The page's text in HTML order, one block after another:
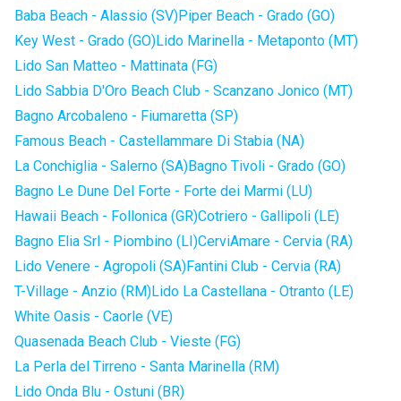
Baba Beach - Alassio (SV)Piper Beach - Grado (GO)
Key West - Grado (GO)Lido Marinella - Metaponto (MT)
Lido San Matteo - Mattinata (FG)
Lido Sabbia D'Oro Beach Club - Scanzano Jonico (MT)
Bagno Arcobaleno - Fiumaretta (SP)
Famous Beach - Castellammare Di Stabia (NA)
La Conchiglia - Salerno (SA)Bagno Tivoli - Grado (GO)
Bagno Le Dune Del Forte - Forte dei Marmi (LU)
Hawaii Beach - Follonica (GR)Cotriero - Gallipoli (LE)
Bagno Elia Srl - Piombino (LI)CerviAmare - Cervia (RA)
Lido Venere - Agropoli (SA)Fantini Club - Cervia (RA)
T-Village - Anzio (RM)Lido La Castellana - Otranto (LE)
White Oasis - Caorle (VE)
Quasenada Beach Club - Vieste (FG)
La Perla del Tirreno - Santa Marinella (RM)
Lido Onda Blu - Ostuni (BR)